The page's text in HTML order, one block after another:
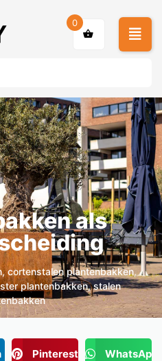
0
als
,cortenstalen plantenbakken,
plantenbakken,stalen
Pinterest WhatsApp